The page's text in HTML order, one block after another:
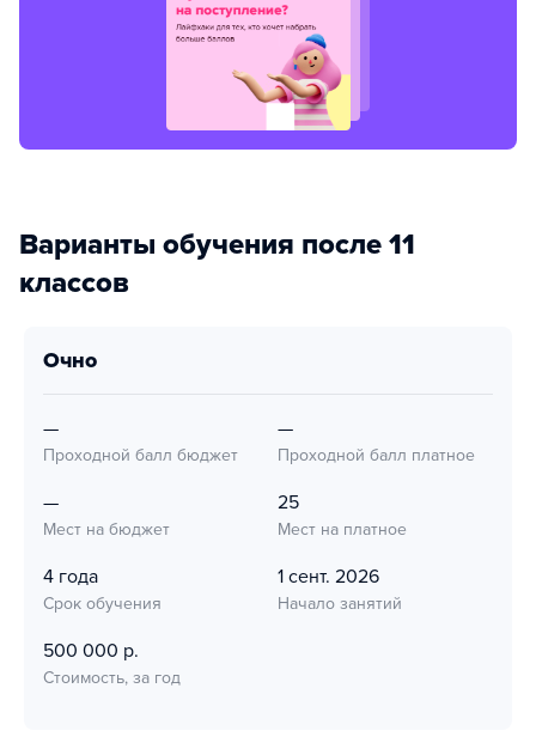
Варианты обучения после 11
классов
очно
—
Проходной балл бюджет
—
Проходной балл платное
—
Мест на бюджет
25
Мест на платное
4 года
Срок обучения
1 сент. 2026
Начало занятий
500 000 р.
Стоимость, за год